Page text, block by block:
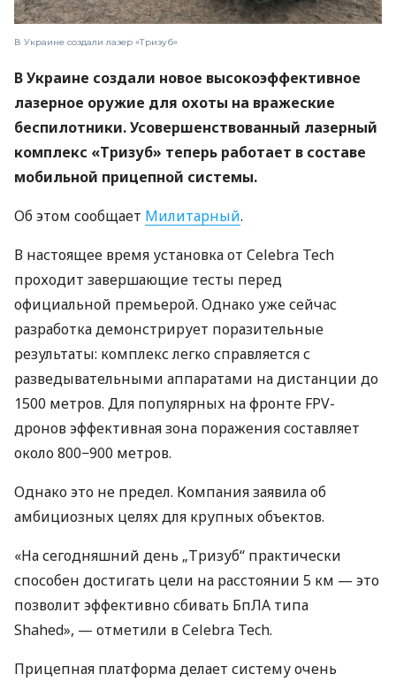
В Украине создали лазер «Тризуб»
В Украине создали новое высокоэффективное
лазерное оружие для охоты на вражеские
беспилотники. Усовершенствованный лазерный
комплекс «Тризуб» теперь работает в составе
мобильной прицепной системы.
Об этом сообщает Милитарный.
В настоящее время установка от Celebra Tech
проходит завершающие тесты перед
официальной премьерой. Однако уже сейчас
разработка демонстрирует поразительные
результаты: комплекс легко справляется с
разведывательными аппаратами на дистанции до
1500 метров. Для популярных на фронте FPV-
дронов эффективная зона поражения составляет
около 800−900 метров.
Однако это не предел. Компания заявила об
амбициозных целях для крупных объектов.
«На сегодняшний день „Тризуб“ практически
способен достигать цели на расстоянии 5 км — это
позволит эффективно сбивать БпЛА типа
Shahed», — отметили в Celebra Tech.
Прицепная платформа делает систему очень